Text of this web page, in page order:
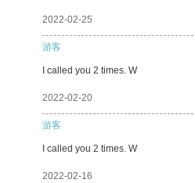
2022-02-25
游客
I called you 2 times. W
2022-02-20
游客
I called you 2 times. W
2022-02-16